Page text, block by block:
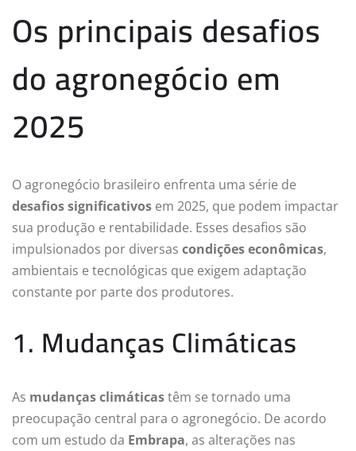
Os principais desafios
do agronegócio em
2025
O agronegócio brasileiro enfrenta uma série de
desafios significativos em 2025, que podem impactar
sua produção e rentabilidade. Esses desafios são
impulsionados por diversas condições econômicas,
ambientais e tecnológicas que exigem adaptação
constante por parte dos produtores.
1. Mudanças Climáticas
As mudanças climáticastêm se tornado uma
preocupação central para o agronegócio. De acordo
com um estudo da Embrapa, as alterações nas